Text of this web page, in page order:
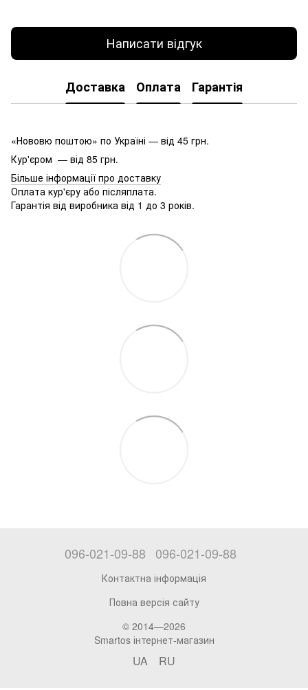
Написати відгук
Доставка Оплата Гарантія
«Нововю поштою» по Україні — від 45 грн.
Кур'єром — від 85 грн.
Більше інформації про доставку
Оплата кур'єру або післяплата.
Гарантія від виробника від 1 до 3 років.
096-021-09-88 096-021-09-88
Контактна інформація
Повна версія сайту
© 2014—2026
Smartos інтернет-магазин
UA RU